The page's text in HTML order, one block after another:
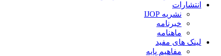
انتشارات
نشریه IJOP
خبرنامه
ماهنامه
لینک های مفید
مفاهیم پایه